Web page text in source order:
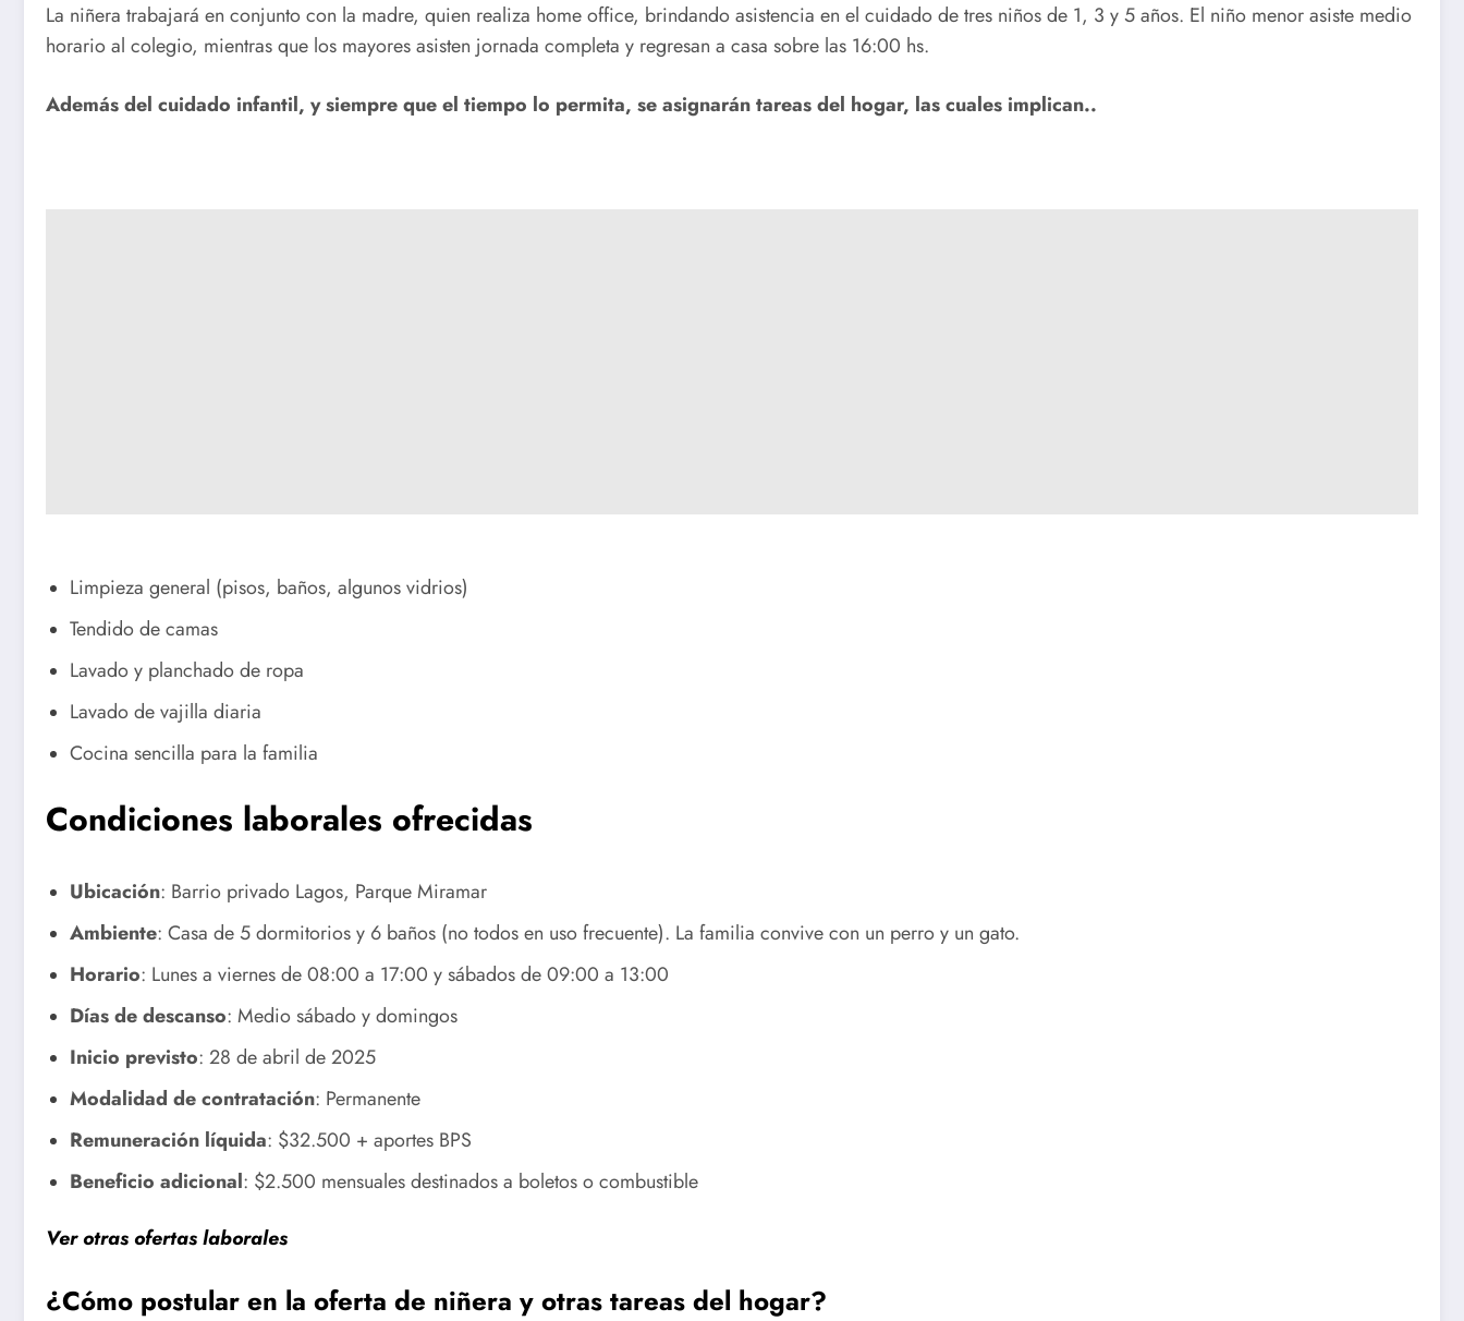
La niñera trabajará en conjunto con la madre, quien realiza home office, brindando asistencia en el cuidado de tres niños de 1, 3 y 5 años. El niño menor asiste medio
horario al colegio, mientras que los mayores asisten jornada completa y regresan a casa sobre las 16:00 hs.
Además del cuidado infantil, y siempre que el tiempo lo permita, se asignarán tareas del hogar, las cuales implican..
Limpieza general (pisos, baños, algunos vidrios)
Tendido de camas
Lavado y planchado de ropa
Lavado de vajilla diaria
Cocina sencilla para la familia
Condiciones laborales ofrecidas
Ubicación: Barrio privado Lagos, Parque Miramar
Ambiente: Casa de 5 dormitorios y 6 baños (no todos en uso frecuente). La familia convive con un perro y un gato.
Horario: Lunes a viernes de 08:00 a 17:00 y sábados de 09:00 a 13:00
Días de descanso: Medio sábado y domingos
Inicio previsto: 28 de abril de 2025
Modalidad de contratación: Permanente
Remuneración líquida: $32.500 + aportes BPS
Beneficio adicional: $2.500 mensuales destinados a boletos o combustible
Ver otras ofertas laborales
¿Cómo postular en la oferta de niñera y otras tareas del hogar?